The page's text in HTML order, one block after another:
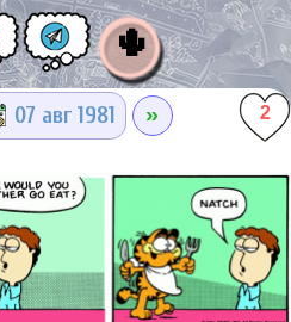
🌵
07 авг 1981 » 2